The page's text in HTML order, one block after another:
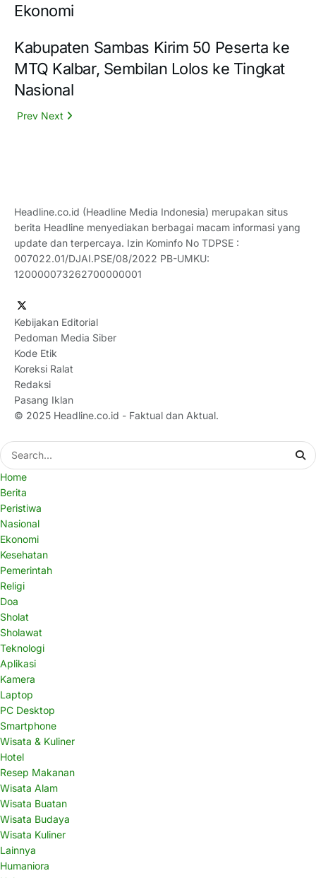
Ekonomi
Kabupaten Sambas Kirim 50 Peserta ke
MTQ Kalbar, Sembilan Lolos ke Tingkat
Nasional
Prev Next
Headline.co.id (Headline Media Indonesia) merupakan situs
berita Headline menyediakan berbagai macam informasi yang
update dan terpercaya. Izin Kominfo No TDPSE :
007022.01/DJAI.PSE/08/2022 PB-UMKU:
120000073262700000001
Kebijakan Editorial
Pedoman Media Siber
Kode Etik
Koreksi Ralat
Redaksi
Pasang Iklan
© 2025 Headline.co.id - Faktual dan Aktual.
Home
Berita
Peristiwa
Nasional
Ekonomi
Kesehatan
Pemerintah
Religi
Doa
Sholat
Sholawat
Teknologi
Aplikasi
Kamera
Laptop
PC Desktop
Smartphone
Wisata & Kuliner
Hotel
Resep Makanan
Wisata Alam
Wisata Buatan
Wisata Budaya
Wisata Kuliner
Lainnya
Humaniora